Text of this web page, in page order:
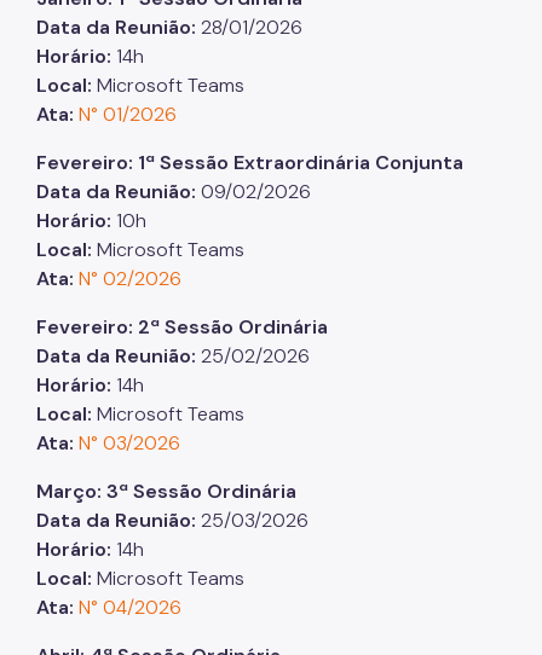
Data da Reunião: 28/01/2026
Horário: 14h
Local: Microsoft Teams
Ata: N° 01/2026
Fevereiro: 1ª Sessão Extraordinária Conjunta
Data da Reunião: 09/02/2026
Horário: 10h
Local: Microsoft Teams
Ata: N° 02/2026
Fevereiro: 2ª Sessão Ordinária
Data da Reunião: 25/02/2026
Horário: 14h
Local: Microsoft Teams
Ata: N° 03/2026
Março: 3ª Sessão Ordinária
Data da Reunião: 25/03/2026
Horário: 14h
Local: Microsoft Teams
Ata: N° 04/2026